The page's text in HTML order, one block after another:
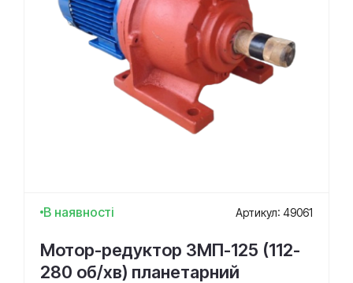
В наявності Артикул: 49061
Мотор-редуктор 3МП-125 (112-
280 об/хв) планетарний